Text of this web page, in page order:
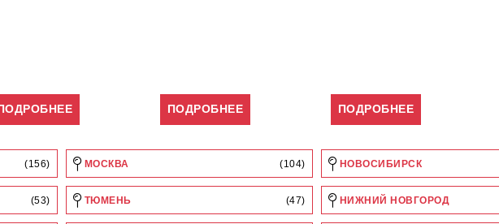
ПОДРОБНЕЕ ПОДРОБНЕЕ
(156) МОСКВА (104) НОВОСИБИРСК
(53) ТЮМЕНЬ (47) НИЖНИЙ НОВГОРОД